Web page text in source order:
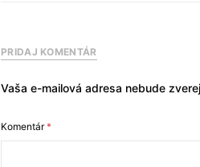
PRIDAJ KOMENTÁR
Vaša e-mailová adresa nebude
Komentár*